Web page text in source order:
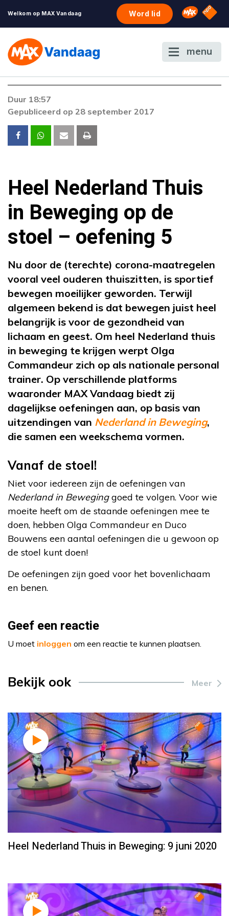
Welkom op MAX Vandaag Word lid Omroep
NPO
menu
Duur 18:57
Gepubliceerd op 28 september 2017
Heel Nederland Thuis
in Beweging op de
stoel – oefening 5
Nu door de (terechte) corona-maatregelen
vooral veel ouderen thuiszitten, is sportief
bewegen moeilijker geworden. Terwijl
algemeen bekend is dat bewegen juist heel
belangrijk is voor de gezondheid van
lichaam en geest. Om heel Nederland thuis
in beweging te krijgen werpt Olga
Commandeur zich op als nationale personal
trainer. Op verschillende platforms
waaronder MAX Vandaag biedt zij
dagelijkse oefeningen aan, op basis van
uitzendingen van Nederland in Beweging,
die samen een weekschema vormen.
Vanaf de stoel!
Niet voor iedereen zijn de oefeningen van
Nederland in Beweginggoed te volgen. Voor wie
moeite heeft om de staande oefeningen mee te
doen, hebben Olga Commandeur en Duco
Bouwens een aantal oefeningen die u gewoon op
de stoel kunt doen!
De oefeningen zijn goed voor het bovenlichaam
en benen.
Geef een reactie
U moet inloggen om een reactie te kunnen plaatsen.
Bekijk ook Meer
Heel Nederland Thuis in Beweging: 9 juni 2020